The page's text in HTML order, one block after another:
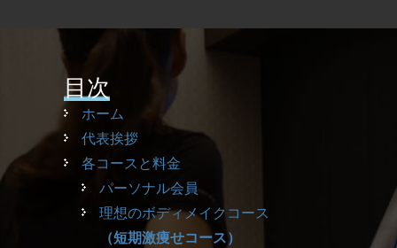
目次
ホーム
代表挨拶
各コースと料金
パーソナル会員
理想のボディメイクコース
（短期激痩せコース）